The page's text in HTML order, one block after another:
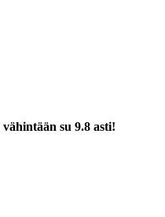
vähintään su 9.8 asti!